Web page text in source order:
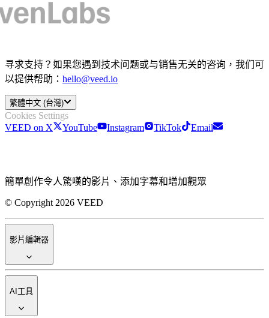
寻求支持？如果您遇到技术问题或与销售无关的咨询，我们可
以提供帮助： hello@veed.io
繁體中文 (台灣)
Cookies Settings
VEED on X
YouTube Instagram TikTok Email
簡單創作令人驚嘆的影片、添加字幕和增加觀眾
© Copyright 2026 VEED
影片編輯器
AI工具